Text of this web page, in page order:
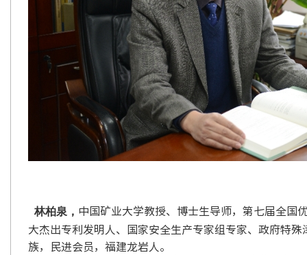
林柏泉， 中国矿业大学教授、博士生导师，第七届全国
大杰出专利发明人、国家安全生产专家组专家、政府特殊
族，民进会员，福建龙岩人。